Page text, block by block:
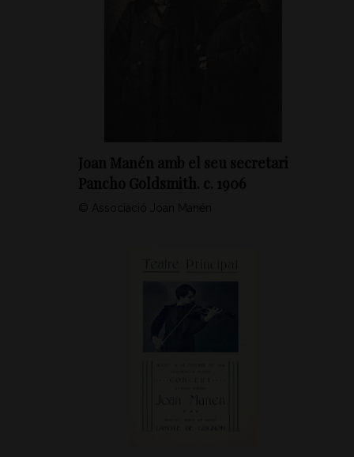
Joan Manén amb el seu secretari
Pancho Goldsmith. c. 1906
© Associació Joan Manén